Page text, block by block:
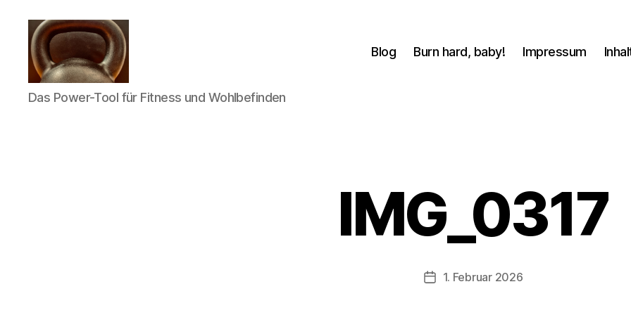
Meine
Reise
Das Power-Tool für Fitness und Wohlbefinden
Blog Burn hard, baby! Impressum
IMG_0317
Beitragsautor
o
b
c
Beitragsdatum
1. Februar 2026